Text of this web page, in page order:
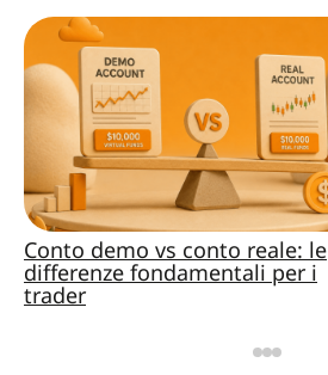
Conto demo vs conto reale: le
differenze fondamentali per i
trader